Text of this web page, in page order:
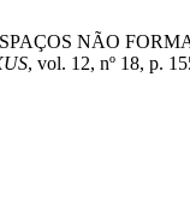
NÃO
, vol. 12, nº 18, p.